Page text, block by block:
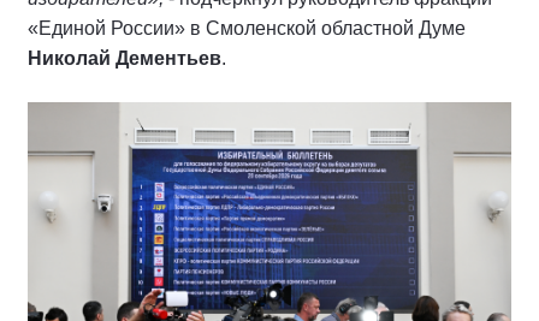
«Единой России» в Смоленской областной Думе
Николай Дементьев.